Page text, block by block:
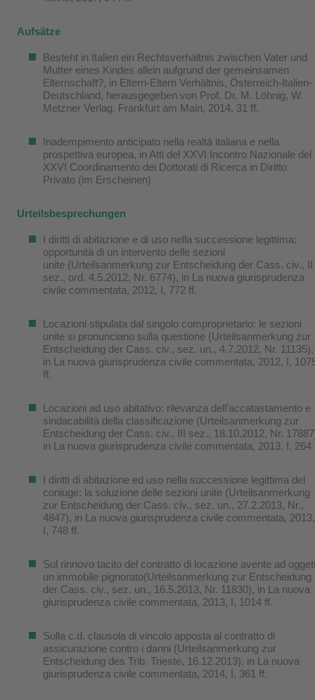
Aufsätze
Besteht in Italien ein Rechtsverhältnis zwischen Vater und
Mutter eines Kindes allein aufgrund der gemeinsamen
Elternschaft?, in Eltern-Eltern Verhältnis, Österreich-Italien-
Deutschland, herausgegeben von Prof. Dr. M. Löhnig, W.
Metzner Verlag, Frankfurt am Main, 2014, 31 ff.
Inadempimento anticipato nella realtà italiana e nella
prospettiva europea, in Atti del XXVI Incontro Nazionale del
XXVI Coordinamento dei Dottorati di Ricerca in Diritto
Privato (im Erscheinen)
Urteilsbesprechungen
I diritti di abitazione e di uso nella successione legittima:
opportunità di un intervento delle sezioni
unite (Urteilsanmerkung zur Entscheidung der Cass. civ., II
sez., ord. 4.5.2012, Nr. 6774), in La nuova giurisprudenza
civile commentata, 2012, I, 772 ff.
Locazioni stipulata dal singolo comproprietario: le sezioni
unite si pronunciano sulla questione (Urteilsanmerkung zur
Entscheidung der Cass. civ., sez. un., 4.7.2012, Nr. 11135),
in La nuova giurisprudenza civile commentata, 2012, I,
ff.
Locazioni ad uso abitativo: rilevanza dell’accatastamento e
sindacabilità della classificazione (Urteilsanmerkung zur
Entscheidung der Cass. civ., III sez., 18.10.2012, Nr.
in La nuova giurisprudenza civile commentata, 2013, I, 264
I diritti di abitazione ed uso nella successione legittima del
coniuge: la soluzione delle sezioni unite (Urteilsanmerkung
zur Entscheidung der Cass. civ., sez. un., 27.2.2013, Nr.,
4847), in La nuova giurisprudenza civile commentata, 2013,
I, 748 ff.
Sul rinnovo tacito del contratto di locazione avente ad
un immobile pignorato(Urteilsanmerkung zur Entscheidung
der Cass. civ., sez. un., 16.5.2013, Nr. 11830), in La nuova
giurisprudenza civile commentata, 2013, I, 1014 ff.
Sulla c.d. clausola di vincolo apposta al contratto di
assicurazione contro i danni (Urteilsanmerkung zur
Entscheidung des Trib. Trieste, 16.12.2013), in La nuova
giurisprudenza civile commentata, 2014, I, 361 ff.